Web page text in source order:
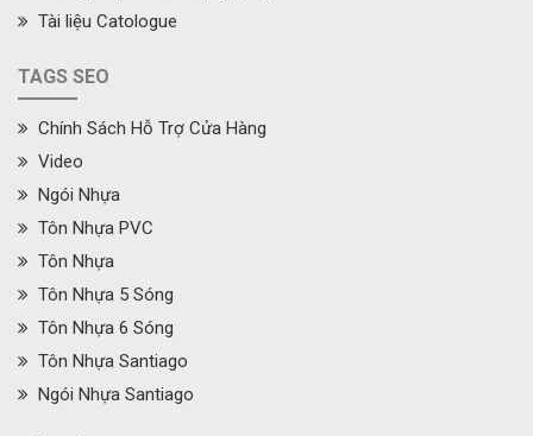
Tài liệu Catologue
TAGS SEO
Chính Sách Hỗ Trợ Cửa Hàng
Video
Ngói Nhựa
Tôn Nhựa PVC
Tôn Nhựa
Tôn Nhựa 5 Sóng
Tôn Nhựa 6 Sóng
Tôn Nhựa Santiago
Ngói Nhựa Santiago